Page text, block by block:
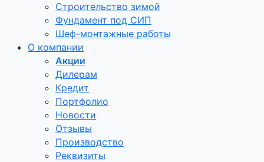
Строительство зимой
Фундамент под СИП
Шеф-монтажные работы
О компании
Акции
Дилерам
Кредит
Портфолио
Новости
Отзывы
Производство
Реквизиты